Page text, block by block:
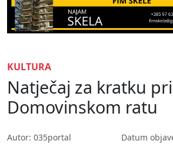
KULTURA
Natječaj za kratku
Domovinskom ratu
Autor: 035portal Datum